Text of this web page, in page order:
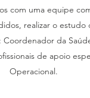
com uma equipe
realizar o
da
de apoio
Operacional.